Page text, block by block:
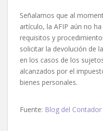
Señalamos que al
artículo, la AFIP aún no
requisitos y
solicitar la devolución de
en los casos de los
alcanzados por el
bienes personales.
Fuente: Blog del Contador